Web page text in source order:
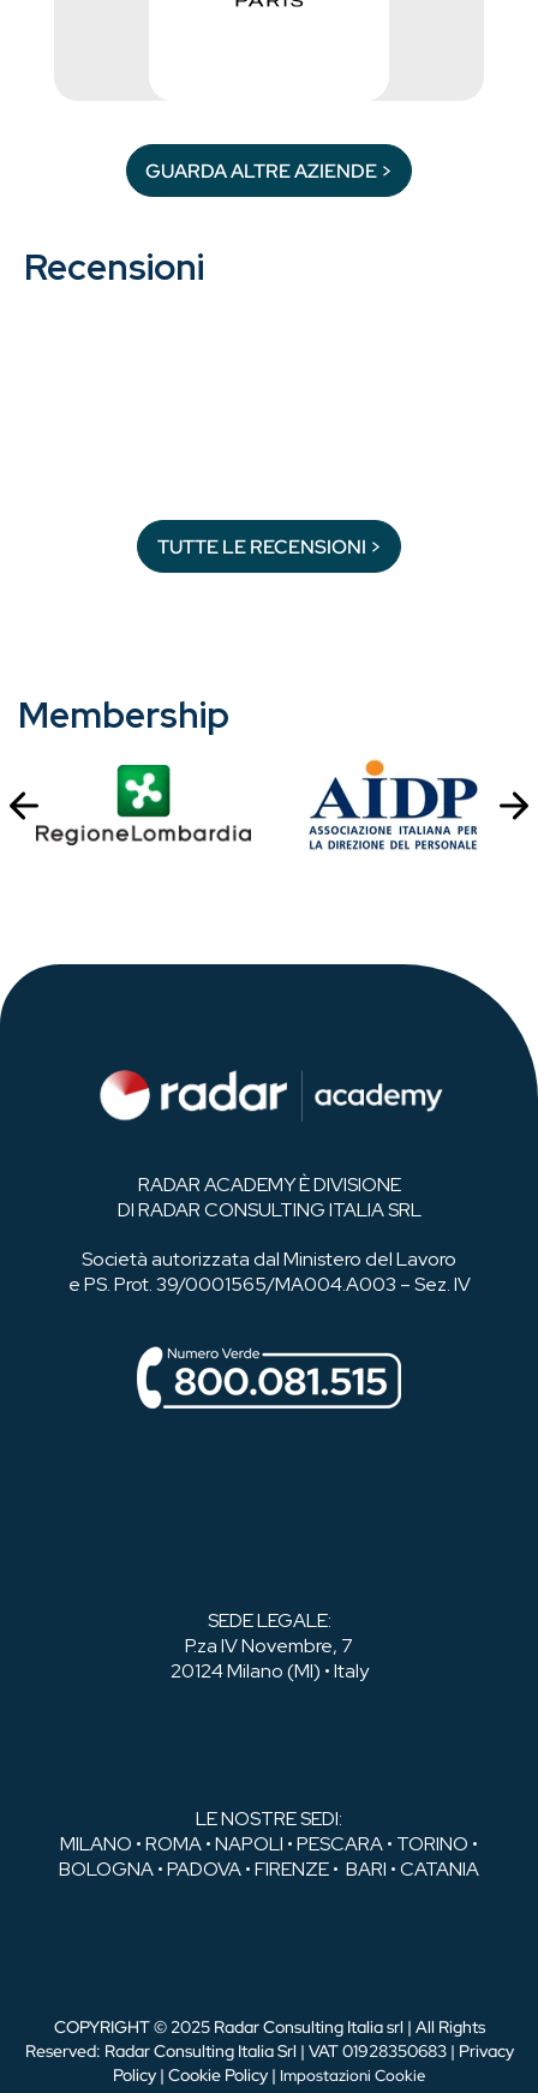
GUARDA ALTRE AZIENDE >
Recensioni
TUTTE LE RECENSIONI >
Membership
RADAR ACADEMY È DIVISIONE
DI RADAR CONSULTING ITALIA SRL
Società autorizzata dal Ministero del Lavoro
e PS. Prot. 39/0001565/MA004.A003 – Sez. IV
SEDE LEGALE:
P.za IV Novembre, 7
20124 Milano (MI) • Italy
LE NOSTRE SEDI:
MILANO • ROMA • NAPOLI • PESCARA • TORINO •
BOLOGNA • PADOVA • FIRENZE • BARI • CATANIA
COPYRIGHT © 2025 Radar Consulting Italia srl | All Rights
Reserved: Radar Consulting Italia Srl | VAT 01928350683 | Privacy
Policy | Cookie Policy | Impostazioni Cookie